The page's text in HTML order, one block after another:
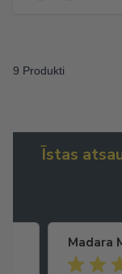
9 Produkti
Īstas
Madara